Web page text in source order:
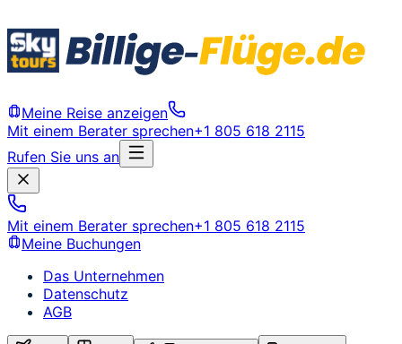
Meine Reise anzeigen
Mit einem Berater sprechen+1 805 618 2115
Rufen Sie uns an
Mit einem Berater sprechen+1 805 618 2115
Meine Buchungen
Das Unternehmen
Datenschutz
AGB